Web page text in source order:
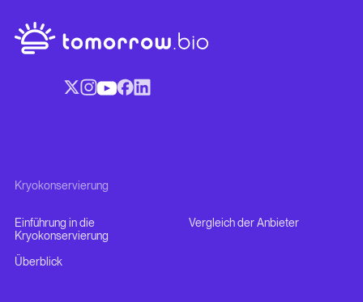
Kryokonservierung
Einführung in die
Kryokonservierung
Vergleich der Anbieter
Überblick